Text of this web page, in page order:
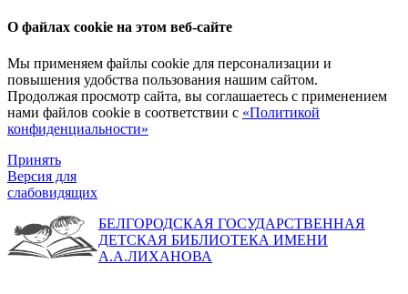
О файлах cookie на этом веб-сайте
Мы применяем файлы cookie для персонализации и
повышения удобства пользования нашим сайтом.
Продолжая просмотр сайта, вы соглашаетесь с применением
нами файлов cookie в соответствии с «Политикой
конфиденциальности»
Принять
Версия для
слабовидящих
БЕЛГОРОДСКАЯ ГОСУДАРСТВЕННАЯ
ДЕТСКАЯ БИБЛИОТЕКА ИМЕНИ
А.А.ЛИХАНОВА